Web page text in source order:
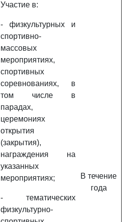
Участие в:
- физкультурных и
спортивно-
массовых
мероприятиях,
спортивных
соревнованиях, в
том числе в
парадах,
церемониях
открытия
(закрытия),
награждения на
указанных
мероприятиях;
- тематических
физкультурно-
В течение
года